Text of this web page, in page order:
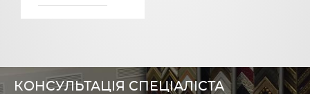
КОНСУЛЬТАЦІЯ СПЕЦІАЛІСТА